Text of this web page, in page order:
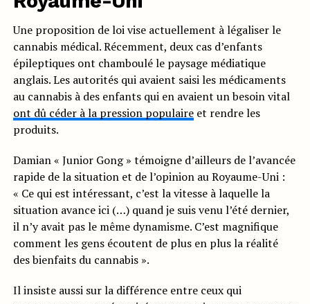
Une proposition de loi vise actuellement à légaliser le
cannabis médical. Récemment, deux cas d’enfants
épileptiques ont chamboulé le paysage médiatique
anglais. Les autorités qui avaient saisi les médicaments
au cannabis à des enfants qui en avaient un besoin vital
ont dû céder à la pression populaireet rendre les
produits.
Damian « Junior Gong » témoigne d’ailleurs de l’avancée
rapide de la situation et de l’opinion au Royaume-Uni :
« Ce qui est intéressant, c’est la vitesse à laquelle la
situation avance ici (…) quand je suis venu l’été dernier,
il n’y avait pas le même dynamisme. C’est magnifique
comment les gens écoutent de plus en plus la réalité
des bienfaits du cannabis ».
Il insiste aussi sur la différence entre ceux qui